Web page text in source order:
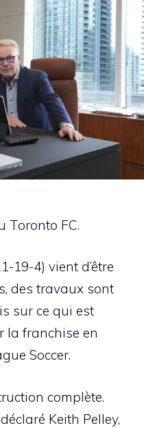
Toronto FC.
19-4) vient d’être
des travaux sont
sur ce qui est
la franchise en
Soccer.
complète.
Keith Pelley,